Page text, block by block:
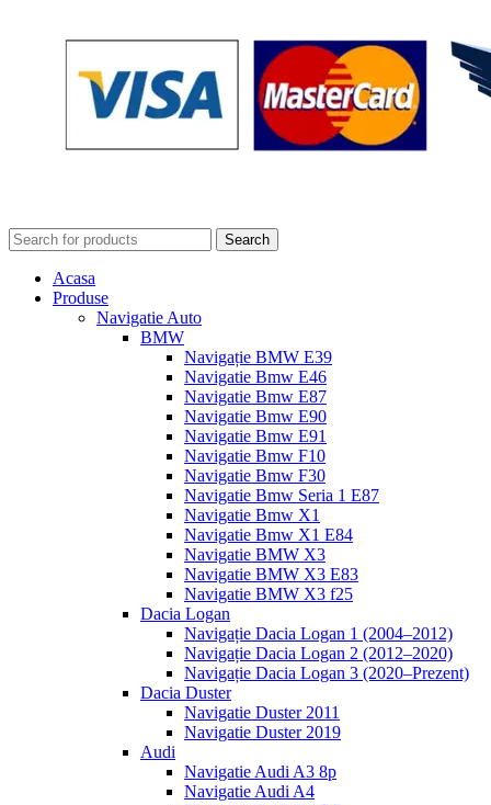
Search
Acasa
Produse
Navigatie Auto
BMW
Navigație BMW E39
Navigatie Bmw E46
Navigatie Bmw E87
Navigatie Bmw E90
Navigatie Bmw E91
Navigatie Bmw F10
Navigatie Bmw F30
Navigatie Bmw Seria 1 E87
Navigatie Bmw X1
Navigatie Bmw X1 E84
Navigatie BMW X3
Navigatie BMW X3 E83
Navigatie BMW X3 f25
Dacia Logan
Navigație Dacia Logan 1 (2004–2012)
Navigație Dacia Logan 2 (2012–2020)
Navigație Dacia Logan 3 (2020–Prezent)
Dacia Duster
Navigatie Duster 2011
Navigatie Duster 2019
Audi
Navigatie Audi A3 8p
Navigatie Audi A4